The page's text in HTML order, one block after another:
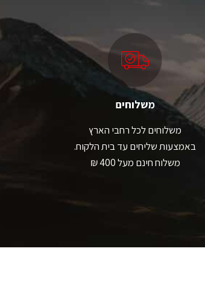
משלוחים
משלוחים לכל רחבי הארץ
באמצעות שליחים עד בית הלקוח.
משלוח חינם מעל 400 ₪